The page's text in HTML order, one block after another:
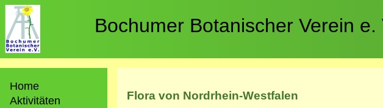
Direkt
zum
Inhalt
Bochumer Botanischer Verein e.
Home
Aktivitäten
Flora von Nordrhein-Westfalen